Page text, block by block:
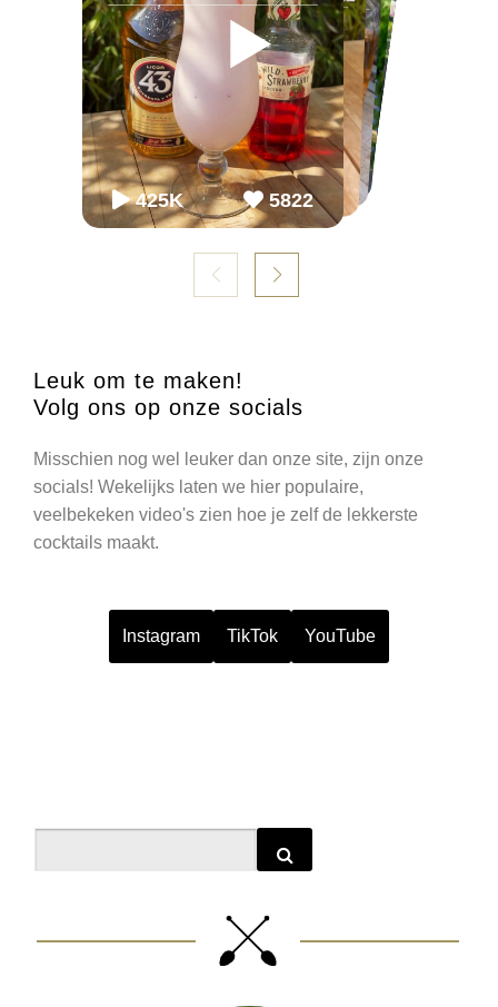
Leuk om te maken!
Volg ons op onze socials
Misschien nog wel leuker dan onze site, zijn onze
socials! Wekelijks laten we hier populaire,
veelbekeken video's zien hoe je zelf de lekkerste
cocktails maakt.
Instagram TikTok YouTube
▶
425K 5822
▶
98K 1099
▶
86K 952
▶
2.2M 54.3K
▶
65K
2243
▶
65K
868